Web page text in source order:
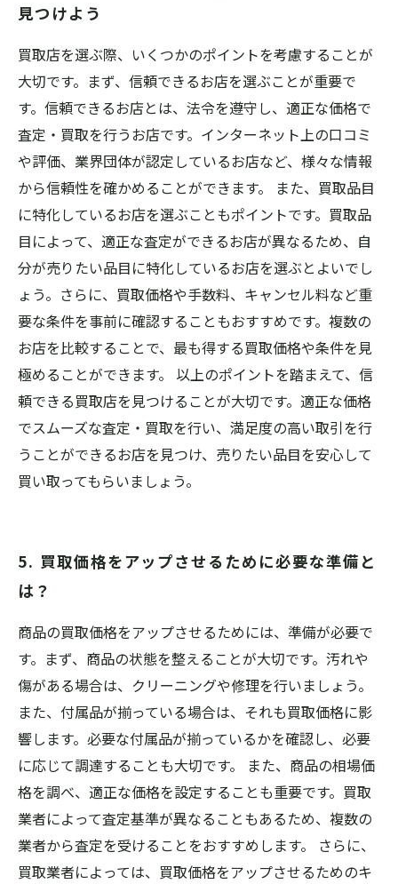
見つけよう
買取店を選ぶ際、いくつかのポイントを考慮することが
大切です。まず、信頼できるお店を選ぶことが重要で
す。信頼できるお店とは、法令を遵守し、適正な価格で
査定・買取を行うお店です。インターネット上の口コミ
や評価、業界団体が認定しているお店など、様々な情報
から信頼性を確かめることができます。 また、買取品目
に特化しているお店を選ぶこともポイントです。買取品
目によって、適正な査定ができるお店が異なるため、自
分が売りたい品目に特化しているお店を選ぶとよいでし
ょう。さらに、買取価格や手数料、キャンセル料など重
要な条件を事前に確認することもおすすめです。複数の
お店を比較することで、最も得する買取価格や条件を見
極めることができます。 以上のポイントを踏まえて、信
頼できる買取店を見つけることが大切です。適正な価格
でスムーズな査定・買取を行い、満足度の高い取引を行
うことができるお店を見つけ、売りたい品目を安心して
買い取ってもらいましょう。
5. 買取価格をアップさせるために必要な準備と
は？
商品の買取価格をアップさせるためには、準備が必要で
す。まず、商品の状態を整えることが大切です。汚れや
傷がある場合は、クリーニングや修理を行いましょう。
また、付属品が揃っている場合は、それも買取価格に影
響します。必要な付属品が揃っているかを確認し、必要
に応じて調達することも大切です。 また、商品の相場価
格を調べ、適正な価格を設定することも重要です。買取
業者によって査定基準が異なることもあるため、複数の
業者から査定を受けることをおすすめします。 さらに、
買取業者によっては、買取価格をアップさせるためのキ